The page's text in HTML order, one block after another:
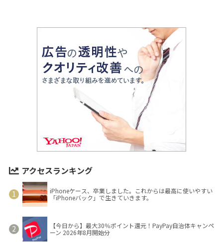
アクセスランキング
iPhoneケース、卒業しました。これからは最高に使いやすい
「iPhoneバック」で生きていきます。
【今日から】最大30％ポイント還元！PayPay自治体キャンペ
ーン 2026年8月開始分